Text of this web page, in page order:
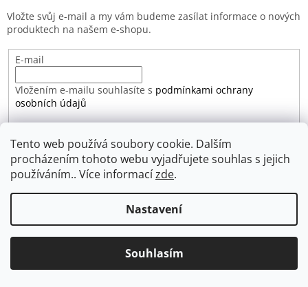
Tento web používá soubory cookie. Dalším
procházením tohoto webu vyjadřujete souhlas s jejich
používáním.. Více informacízde.
Nastavení
Souhlasím
Vložte svůj e-mail a my vám budeme zasílat informace o nových
produktech na našem e-shopu.
E-mail
Vložením e-mailu souhlasíte s podmínkami ochrany
osobních údajů
Záruka spokojenosti
Vytvořil Shoptet